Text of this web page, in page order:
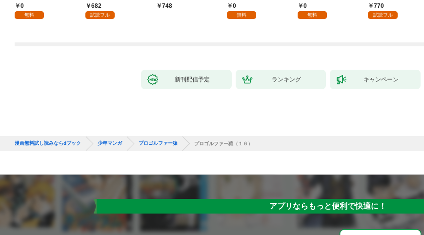
り！？(1)
0
無料
682
試読フル
づくりを（コミック）
748
入れて自由を謳歌す
る。1
0
無料
年齢版】(1)
0
無料
ちのけでひたすら最強
を目指すモブ転生者～
770
試読フル
新刊配信予定 ランキング キャンペーン
漫画無料試し読みならdブック 少年マンガ プロゴルファー猿 プロゴルファー猿（１６）
アプリならもっと便利で快適に！